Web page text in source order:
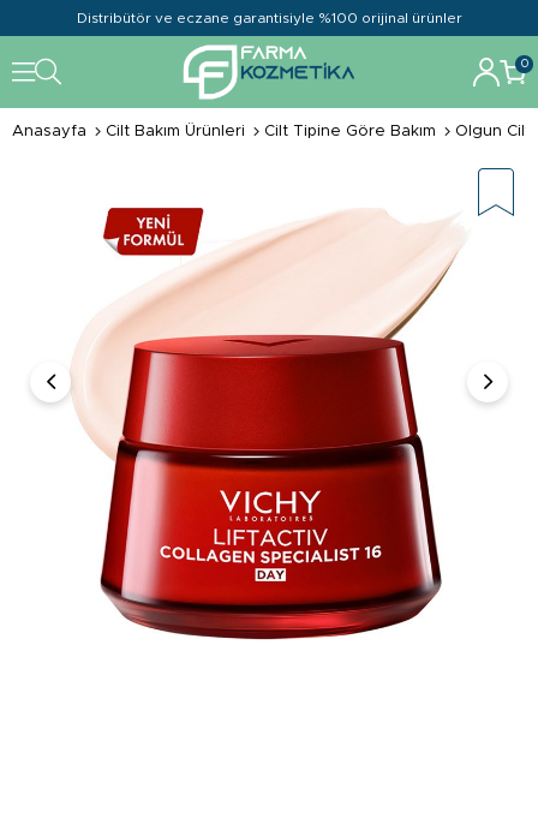
Distribütör ve eczane garantisiyle %100 orijinal ürünler
0
Anasayfa Cilt Bakım Ürünleri Cilt Tipine Göre Bakım Olgun Cilt